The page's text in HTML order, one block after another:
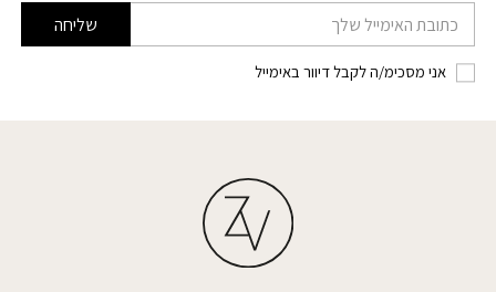
דוא׳׳ל שליחה
אני מסכימ/ה לקבל דיוור באימייל